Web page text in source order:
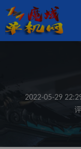
2022-05-29